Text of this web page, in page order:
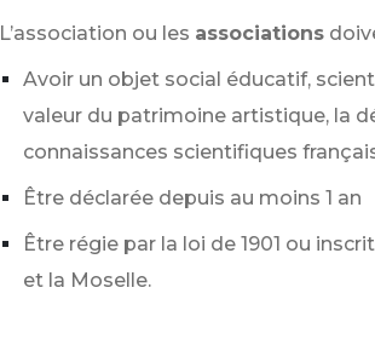
L’association ou les associations
Avoir un objet social éducatif,
valeur du patrimoine artistique, la
connaissances scientifiques
Être déclarée depuis au moins 1 an
Être régie par la loi de 1901 ou
et la Moselle.